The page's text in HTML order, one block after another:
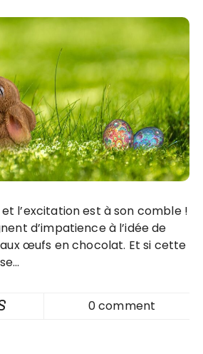
d’impatience à l’idée de
œufs en chocolat. Et si cette
0 comment